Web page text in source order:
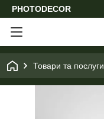
PHOTODECOR
Товари та послуги